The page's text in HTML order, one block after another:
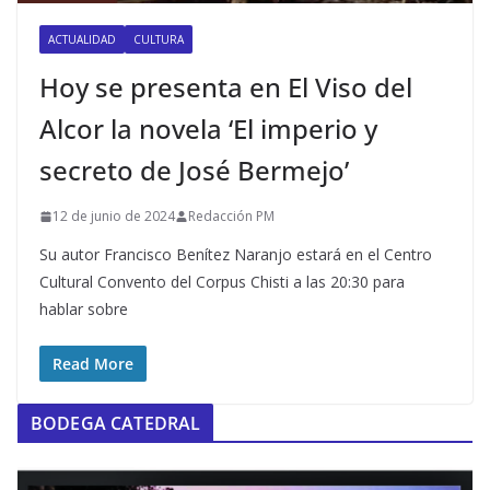
ACTUALIDAD CULTURA
Hoy se presenta en El Viso del
Alcor la novela ‘El imperio y
secreto de José Bermejo’
12 de junio de 2024 Redacción PM
Su autor Francisco Benítez Naranjo estará en el Centro
Cultural Convento del Corpus Chisti a las 20:30 para
hablar sobre
Read More
BODEGA CATEDRAL